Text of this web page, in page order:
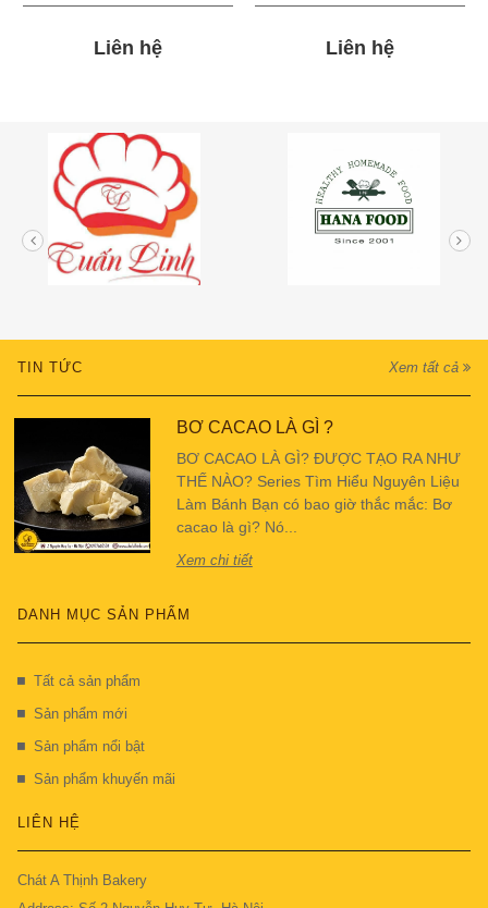
Liên hệ Liên hệ
TIN TỨC Xem tất cả
BƠ CACAO LÀ GÌ ?
BƠ CACAO LÀ GÌ? ĐƯỢC TẠO RA NHƯ
THẾ NÀO? Series Tìm Hiểu Nguyên Liệu
Làm Bánh Bạn có bao giờ thắc mắc: Bơ
cacao là gì? Nó...
Xem chi tiết
DANH MỤC SẢN PHẨM
Tất cả sản phẩm
Sản phẩm mới
Sản phẩm nổi bật
Sản phẩm khuyến mãi
LIÊN HỆ
Chát A Thịnh Bakery